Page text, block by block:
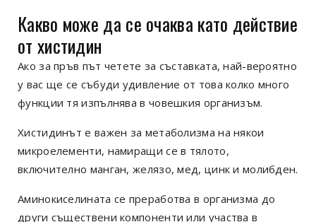
Какво може да се очаква като действие
от хистидин
Ако за пръв път четете за съставката, най-вероятно
у вас ще се събуди удивление от това колко много
функции тя изпълнява в човешкия организъм.
Хистидинът е важен за метаболизма на някои
микроелементи, намиращи се в тялото,
включително манган, желязо, мед, цинк и молибден.
Аминокиселината се преработва в организма до
други съществени компоненти или участва в